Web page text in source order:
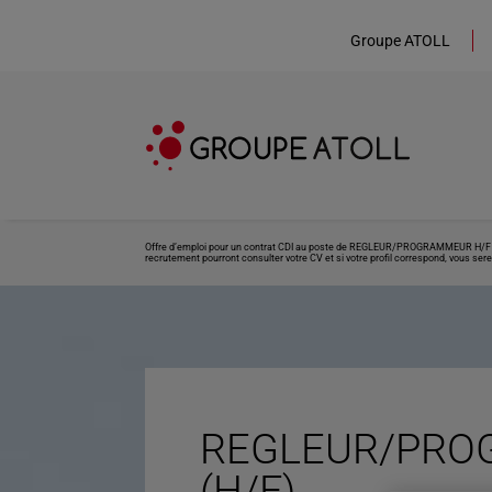
Groupe ATOLL
Offre d’emploi pour un contrat CDI au poste de REGLEUR/PROGRAMMEUR
recrutement pourront consulter votre CV et si votre profil correspond, vous
REGLEUR/